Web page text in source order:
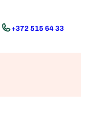
+372 515 64 33